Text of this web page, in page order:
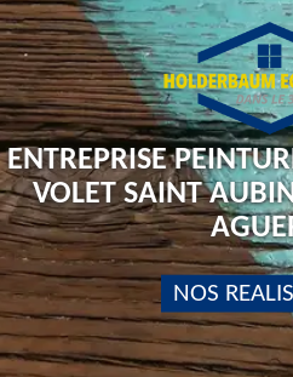
ENTREPRISE
VOLET SAINT
NOS